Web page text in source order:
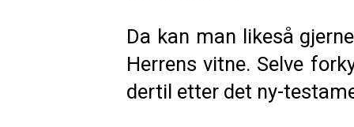
Da kan man likeså
Herrens vitne. Selve
dertil etter det ny-